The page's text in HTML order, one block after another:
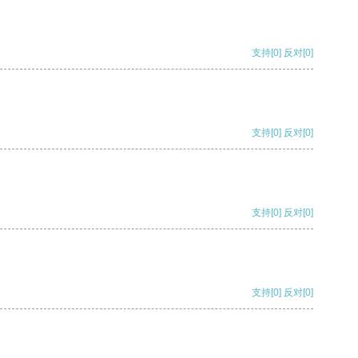
支持[0] 反对[0]
支持[0] 反对[0]
支持[0] 反对[0]
支持[0] 反对[0]